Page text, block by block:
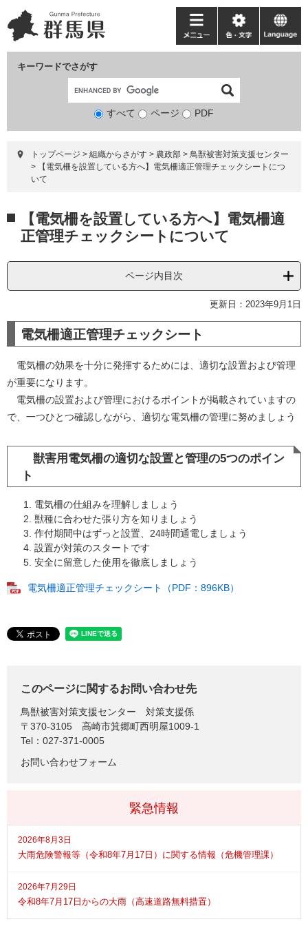
ー
ジ
ニ
ュ
て
キーワードでさがす
検
象
すべて ページ PDF
メ
ニ
ー
色・
文
language
トップページ > 組織からさがす > 農政部 > 鳥獣被害対策支援センター
>
【電気柵を設置している方へ】電気柵適正管理チェックシートにつ
いて
文
【電気柵を設置している方へ】電気柵適
正管理チェックシートについて
ページ内目次
更新日：2023年9月1日
電気柵適正管理チェックシート
電気柵の効果を十分に発揮するためには、適切な設置および管理
が重要になります。
電気柵の設置および管理におけるポイントが掲載されていますの
で、一つひとつ確認しながら、適切な電気柵の管理に努めましょう
獣害用電気柵の適切な設置と管理の5つのポイン
ト
電気柵の仕組みを理解しましょう
獣種に合わせた張り方を知りましょう
作付期間中はずっと設置、24時間通電しましょう
設置が対策のスタートです
安全に留意した使用を徹底しましょう
電気柵適正管理チェックシート（PDF：896KB）
このページに関するお問い合わせ先
鳥獣被害対策支援センター
対策支援係
〒370-3105
高崎市箕郷町西明屋1009-1
Tel：027-371-0005
お問い合わせフォーム
緊急情報
2026年8月3日
大雨危険警報等（令和8年7月17日）に関する情報（危機管理課）
2026年7月29日
令和8年7月17日からの大雨（高速道路無料措置）